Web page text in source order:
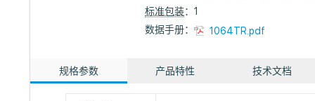
标准包装：1
数据手册：
1064TR.pdf
规格参数 产品特性 技术文档